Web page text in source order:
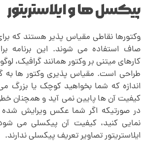
و
ر
پیکسل ها و ایلاستریتور
وکتورها نقاطی مقیاس پذیر هستند که
صاف استفاده می شوند. این برنامه
کارهای میتنی بر وکتور همانند گرافیک،
طراحی است. مقیاس پذیری وکتور ها
اندازه که شما بخواهید کوچک یا بزرگ
کیفیت آن ها پایین نمی آید و همچنان
در صورتیکه اگر شما عکس ویرایش شده
نمایی کنید، کیفیت آن پیکسلی می
ایلاستریتور تصاویر تعریف پیکسلی ندارند.